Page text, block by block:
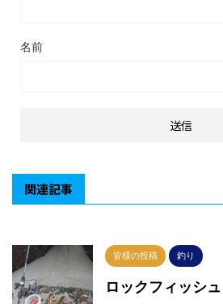
名前
関連記事
皆様の投稿 釣り
ロックフィッシュ